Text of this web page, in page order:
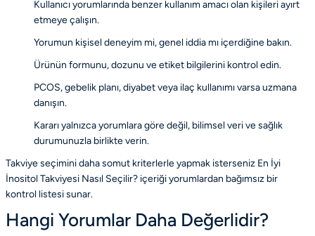
Kullanıcı yorumlarında benzer kullanım amacı olan kişileri ayırt
etmeye çalışın.
Yorumun kişisel deneyim mi, genel iddia mı içerdiğine bakın.
Ürünün formunu, dozunu ve etiket bilgilerini kontrol edin.
PCOS, gebelik planı, diyabet veya ilaç kullanımı varsa uzmana
danışın.
Kararı yalnızca yorumlara göre değil, bilimsel veri ve sağlık
durumunuzla birlikte verin.
Takviye seçimini daha somut kriterlerle yapmak isterseniz En İyi
İnositol Takviyesi Nasıl Seçilir? içeriği yorumlardan bağımsız bir
kontrol listesi sunar.
Hangi Yorumlar Daha Değerlidir?